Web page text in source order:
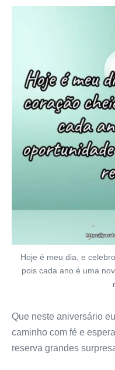
Hoje é meu dia, e
pois cada ano é uma
Que neste aniversário
caminho com fé e
reserva grandes